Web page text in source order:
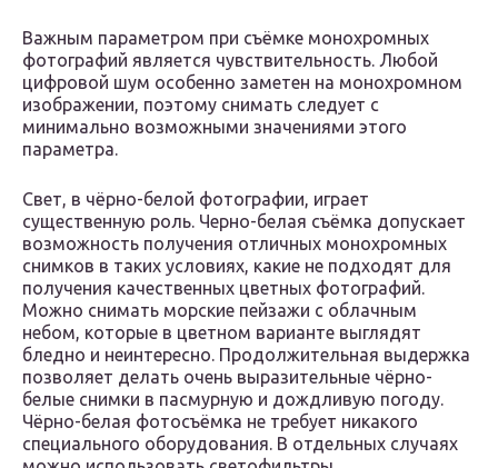
Важным параметром при съёмке монохромных
фотографий является чувствительность. Любой
цифровой шум особенно заметен на монохромном
изображении, поэтому снимать следует с
минимально возможными значениями этого
параметра.
Свет, в чёрно-белой фотографии, играет
существенную роль. Черно-белая съёмка допускает
возможность получения отличных монохромных
снимков в таких условиях, какие не подходят для
получения качественных цветных фотографий.
Можно снимать морские пейзажи с облачным
небом, которые в цветном варианте выглядят
бледно и неинтересно. Продолжительная выдержка
позволяет делать очень выразительные чёрно-
белые снимки в пасмурную и дождливую погоду.
Чёрно-белая фотосъёмка не требует никакого
специального оборудования. В отдельных случаях